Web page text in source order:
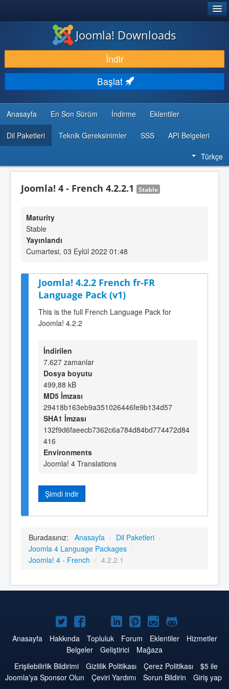
İNDIR & GENIŞLET
KEŞFET & ÖĞREN
TOPLULUK & DESTEK
GELIŞTIRICI KAYNAKLARI
Joomla! Downloads
İndir
Başlat
Anasayfa En Son Sürüm İndirme Eklentiler
Dil Paketleri Teknik Gereksinimler SSS API Belgeleri
Türkçe
Joomla! 4 - French 4.2.2.1 Stable
Maturity
Stable
Yayınlandı
Cumartesi, 03 Eylül 2022 01:48
Joomla! 4.2.2 French fr-FR
Language Pack (v1)
This is the full French Language Pack for
Joomla! 4.2.2
İndirilen
7.627 zamanlar
Dosya boyutu
499,88 kB
MD5 İmzası
29418b163eb9a351026446fe9b134d57
SHA1 İmzası
132f9d6faeecb7362c6a784d84bd774472d84
416
Environments
Joomla! 4 Translations
Şimdi indir
Buradasınız: Anasayfa / Dil Paketleri /
Joomla 4 Language Packages /
Joomla! 4 - French / 4.2.2.1
Twitter'da
Joomla
Facebook'da
Joomla
YouTube'da
Joomla
LinkedIn'de
Joomla
Pinterest'de
Joomla
Instagram'da
Joomla
GitHub'da
Joomla
Anasayfa Hakkında Topluluk Forum Eklentiler
Hizmetler
Belgeler
Geliştirici
Mağaza
Erişilebilirlik Bildirimi
Gizlilik Politikası Çerez Politikası
$5 ile
Joomla'ya Sponsor Olun
Çeviri Yardımı Sorun Bildirin
Giriş yap